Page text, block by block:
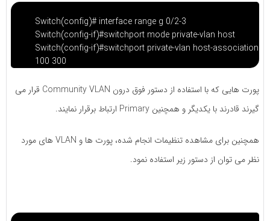
Switch(config)# interface range g 0/2-3
Switch(config-if)#switchport mode private-vlan host
Switch(config-if)#switchport private-vlan host-association
100 300
پورت هایی که با استفاده از دستور فوق درون Community VLAN قرار می
گیرند قادرند با یکدیگر و همچنین Primary ارتباط برقرار نمایند.
همچنین برای مشاهده تنظیمات انجام شده، پورت ها و VLAN های مورد
نظر می توان از دستور زیر استفاده نمود.